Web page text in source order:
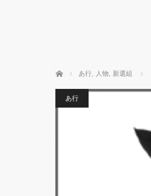
ホーム あ行, 人物, 新選組
あ行